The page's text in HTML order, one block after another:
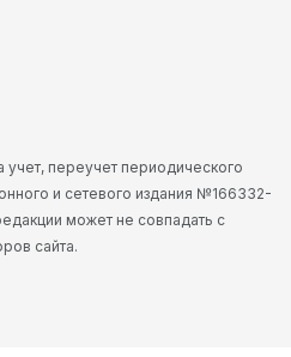
учет, переучет периодического
и сетевого издания №166332-
может не совпадать с
сайта.